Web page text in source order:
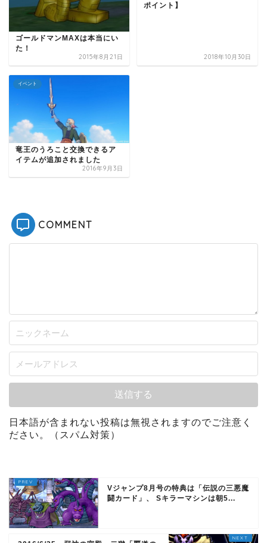
ゴールドマンMAXは本当にい
た！
2015年8月21日
ポイント】
2018年10月30日
イベント
竜王のうろこと交換できるア
イテムが追加されました
2016年9月3日
COMMENT
日本語が含まれない投稿は無視されますのでご注意く
ださい。（スパム対策）
Vジャンプ8月号の特典は「伝説の三悪魔
闘カード」、 Sキラーマシンは朝5...